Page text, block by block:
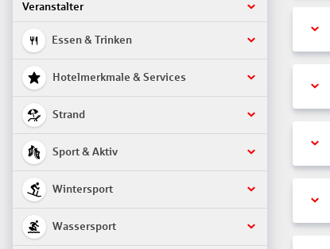
Veranstalter
Essen & Trinken
Hotelmerkmale & Services
Strand
Sport & Aktiv
Wintersport
Wassersport